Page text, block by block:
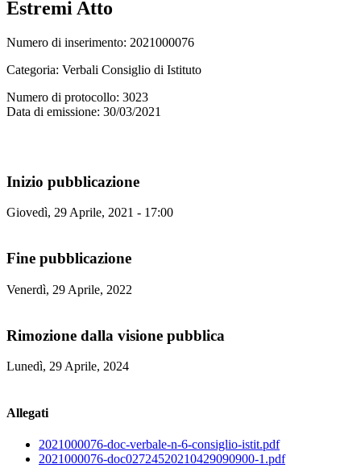
Estremi Atto
Numero di inserimento: 2021000076
Categoria: Verbali Consiglio di Istituto
Numero di protocollo: 3023
Data di emissione: 30/03/2021
Inizio pubblicazione
Giovedì, 29 Aprile, 2021 - 17:00
Fine pubblicazione
Venerdì, 29 Aprile, 2022
Rimozione dalla visione pubblica
Lunedì, 29 Aprile, 2024
Allegati
2021000076-doc-verbale-n-6-consiglio-istit.pdf
2021000076-doc02724520210429090900-1.pdf